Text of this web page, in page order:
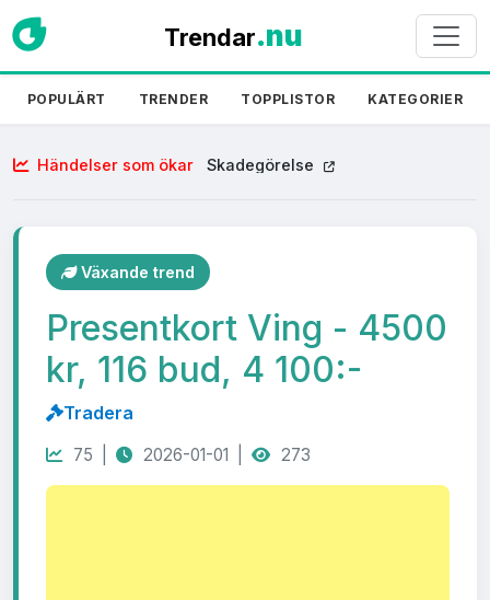
Trendar.nu
POPULÄRT TRENDER TOPPLISTOR KATEGORIER
Händelser som ökar Skadegörelse
Växande trend
Presentkort Ving - 4500
kr, 116 bud, 4 100:-
Tradera
75 | 2026-01-01 | 273